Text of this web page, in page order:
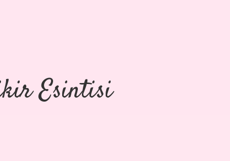
Esintisi